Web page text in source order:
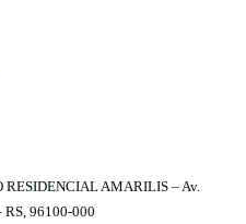
RESIDENCIAL AMARILIS – Av.
RS, 96100-000